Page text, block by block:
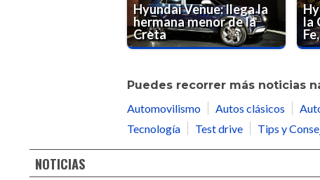
Hyundai Venue: llega la
hermana menor de la
Creta
la
Puedes recorrer más noticias
Automovilismo
Autos clásicos
Tecnología
Test drive Tips y
NOTICIAS